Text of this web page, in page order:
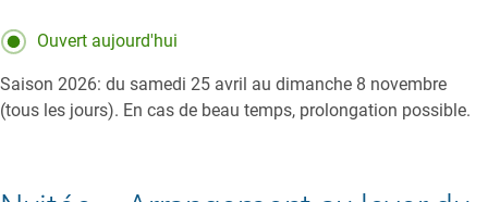
Ouvert aujourd'hui
Saison 2026: du samedi 25 avril au dimanche 8 novembre
(tous les jours). En cas de beau temps, prolongation possible.